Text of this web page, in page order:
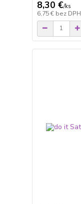
8,30 €/ks
6,75 € bez DPH